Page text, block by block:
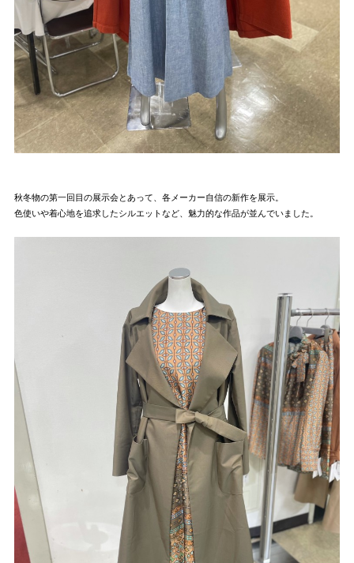
秋冬物の第一回目の展示会とあって、各メーカー自信の新作を展示。
色使いや着心地を追求したシルエットなど、魅力的な作品が並んでいました。